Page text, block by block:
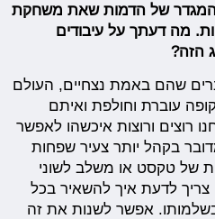
המגדר של הדמות שאת משחקת
מה דעתך על עיבודים
הזה?
שהם באמת נצחיים, העולם
עוברת וחולפת ואיתם
רוצים ורוצות איכשהו לאפשר
בקהל יותר צעיר שפחות
של טקסט או משלב לשוני
צריך לדעת איך להשאיר בכל
אפשר לשנות את זה